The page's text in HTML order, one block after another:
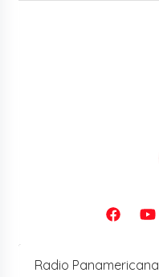
Radio Panamericana